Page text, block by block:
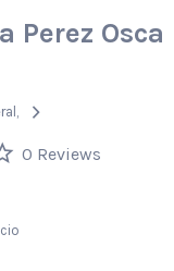
Perez Osca
0 Reviews